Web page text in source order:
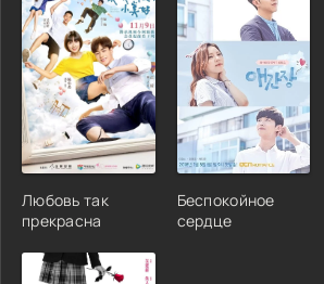
Любовь так
прекрасна
Беспокойное
сердце